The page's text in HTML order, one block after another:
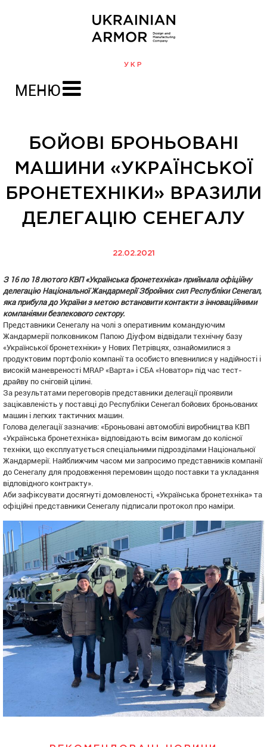
УКР
МЕНЮ
БОЙОВІ БРОНЬОВАНІ
МАШИНИ «УКРАЇНСЬКОЇ
БРОНЕТЕХНІКИ» ВРАЗИЛИ
ДЕЛЕГАЦІЮ СЕНЕГАЛУ
22.02.2021
З 16 по 18 лютого КВП «Українська бронетехніка» приймала офіційну
делегацію Національної Жандармерії Збройних сил Республіки Сенегал,
яка прибула до України з метою встановити контакти з інноваційними
компаніями безпекового сектору.
Представники Сенегалу на чолі з оперативним командуючим
Жандармерії полковником Папою Діуфом відвідали технічну базу
«Української бронетехніки» у Нових Петрівцях, ознайомилися з
продуктовим портфоліо компанії та особисто впевнилися у надійності і
високій маневреності MRAP «Варта» і СБА «Новатор» під час тест-
драйву по сніговій цілині.
За результатами переговорів представники делегації проявили
зацікавленість у поставці до Республіки Сенегал бойових броньованих
машин і легких тактичних машин.
Голова делегації зазначив: «Броньовані автомобілі виробництва КВП
«Українська бронетехніка» відповідають всім вимогам до колісної
техніки, що експлуатується спеціальними підрозділами Національної
Жандармерії. Найближчим часом ми запросимо представників компанії
до Сенегалу для продовження перемовин щодо поставки та укладання
відповідного контракту».
Аби зафіксувати досягнуті домовленості, «Українська бронетехніка» та
офіційні представники Сенегалу підписали протокол про наміри.